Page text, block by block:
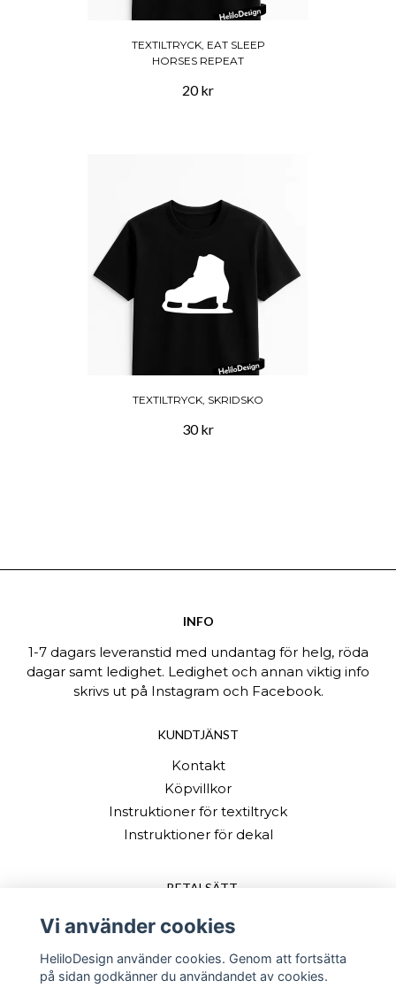
TEXTILTRYCK, EAT SLEEP
HORSES REPEAT
20 kr
TEXTILTRYCK, SKRIDSKO
30 kr
INFO
1-7 dagars leveranstid med undantag för helg, röda
dagar samt ledighet. Ledighet och annan viktig info
skrivs ut på Instagram och Facebook.
KUNDTJÄNST
Kontakt
Köpvillkor
Instruktioner för textiltryck
Instruktioner för dekal
BETALSÄTT
Vi använder cookies
HeliloDesign använder cookies. Genom att fortsätta
på sidan godkänner du användandet av cookies.